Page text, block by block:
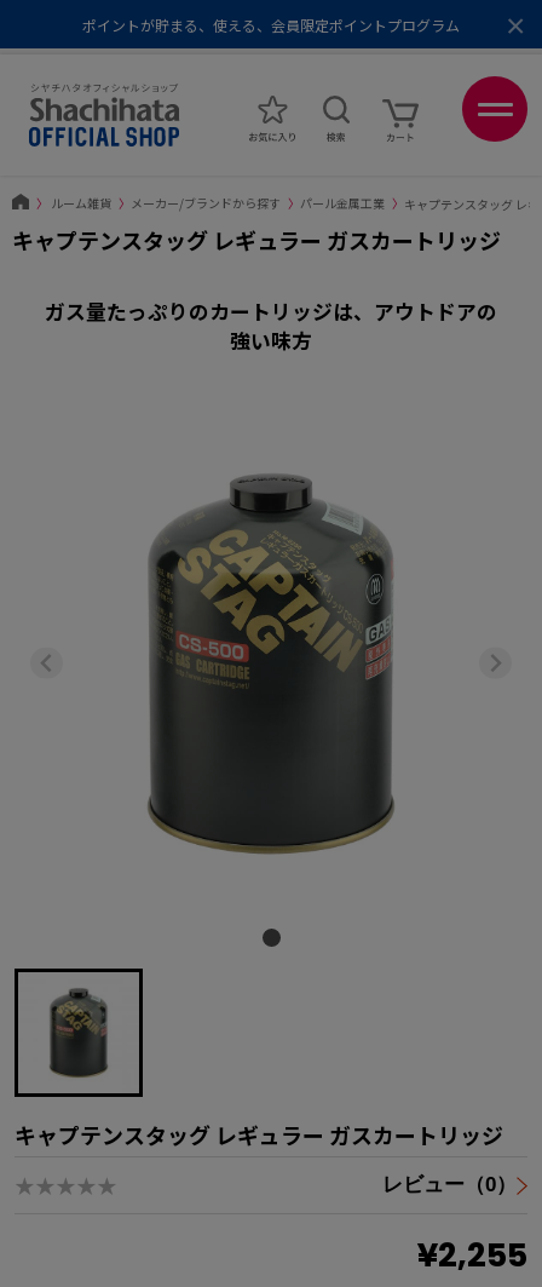
ポイントが貯まる、使える、会員限定ポイントプログラム
メール便1,500円以上 / 宅配便3,500円以上のお買い物で送料無料
あなたに最適なスタンプをシヤチハタがレコメンド
〉 ルーム雑貨 〉 メーカー/ブランドから探す 〉 パール金属工業 〉 キャプテンスタッグ レ
キャプテンスタッグ レギュラー ガスカートリッジ
×
ガス量たっぷりのカートリッジは、アウトドアの
強い味方
キャプテンスタッグ レギュラー ガスカートリッジ
★★★★★ レビュー（0）
¥2,255